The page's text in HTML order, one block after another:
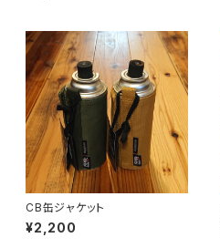
CB缶ジャケット
¥2,200